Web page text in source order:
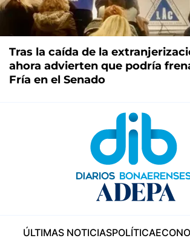
Tras la caída de la
ahora advierten que podría
Fría en el Senado
ÚLTIMAS NOTICIASPOLÍTICA